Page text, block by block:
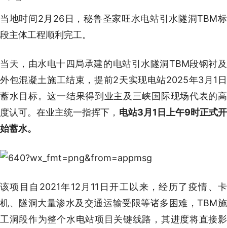
当地时间2月26日，秘鲁圣家旺水电站引水隧洞TBM标
段主体工程顺利完工。
当天，由水电十四局承建的电站引水隧洞TBM段钢衬及
外包混凝土施工结束，提前2天实现电站2025年3月1日
蓄水目标。这一结果得到业主及三峡国际现场代表的高
度认可。在业主统一指挥下， 电站3月1日上午9时正式开
始蓄水。
该项目自2021年12月11日开工以来，经历了疫情、卡
机、隧洞大量渗水及交通运输受限等诸多困难，TBM施
工洞段作为整个水电站项目关键线路，其进度将直接影